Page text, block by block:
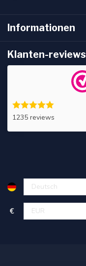
Informationen
Klanten-reviews
1235 reviews
€